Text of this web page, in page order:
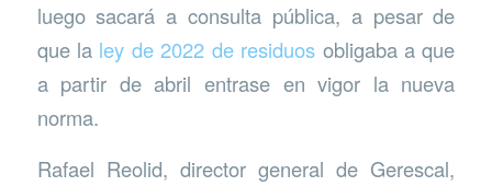
luego sacará a consulta pública, a pesar de
que la ley de 2022 de residuos obligaba a que
a partir de abril entrase en vigor la nueva
norma.
Rafael Reolid, director general de Gerescal,